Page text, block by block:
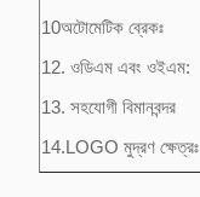
10অটোমেটিক ব্রেকঃ
12. ওডিএম এবং ওইএম:
13. সহযোগী বিমানবন্দর
14.LOGO মুদ্রণ ক্ষেত্রঃ